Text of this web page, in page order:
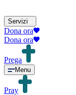
Servizi
Dona ora
Dona ora
Prega
Menu
Pray